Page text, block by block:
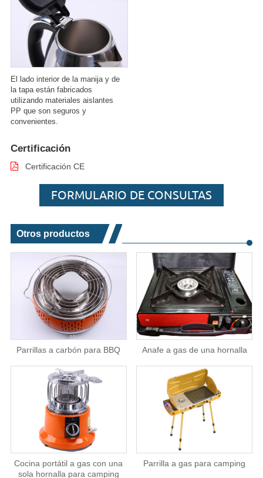
El lado interior de la manija y de
la tapa están fabricados
utilizando materiales aislantes
PP que son seguros y
convenientes.
Certificación
Certificación CE
FORMULARIO DE CONSULTAS
Otros productos
Parrillas a carbón para BBQ Anafe a gas de una hornalla
Cocina portátil a gas con una
sola hornalla para camping
Parrilla a gas para camping